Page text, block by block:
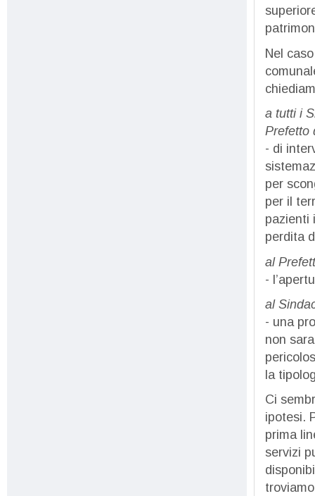
Nel
a tutti i
Prefetto
- di
per
per il
pazienti
perdita
al
-
al
- una
non
la
Ci
ipotesi.
prima
servizi